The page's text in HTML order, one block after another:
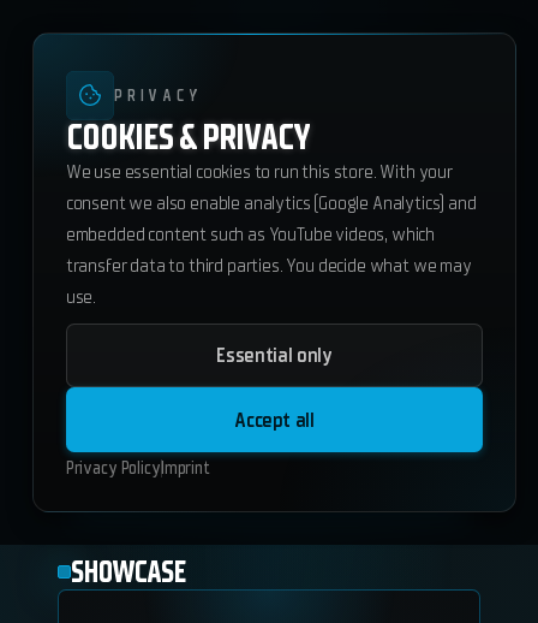
ws_revivestation-v2 41.65€
QBCore
SHOWCASE
PRIVACY
COOKIES & PRIVACY
We use essential cookies to run this store. With your
consent we also enable analytics (Google Analytics) and
embedded content such as YouTube videos, which
transfer data to third parties. You decide what we may
use.
Essential only
Accept all
Privacy Policy Imprint